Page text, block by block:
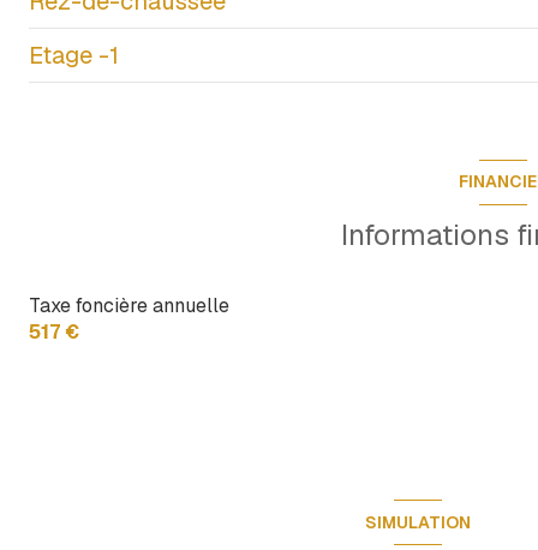
chambre
Dégagements
WC
Etage -1
Informations
Taxe foncière annuelle
517 €
SIMULATION